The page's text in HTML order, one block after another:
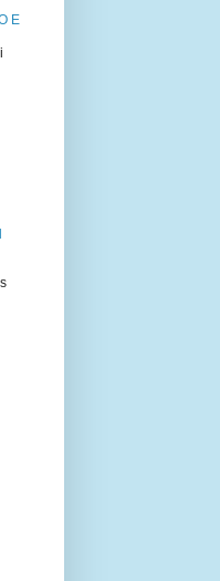
E